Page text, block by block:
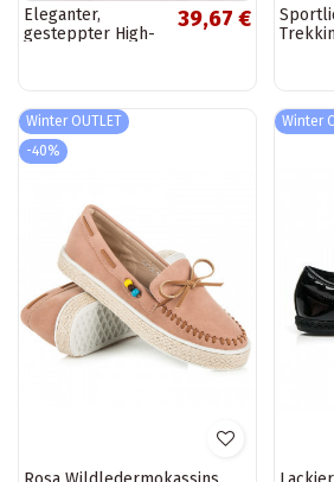
Eleganter,
gesteppter High-
39,67 €
Winter OUTLET
-40%
Winter